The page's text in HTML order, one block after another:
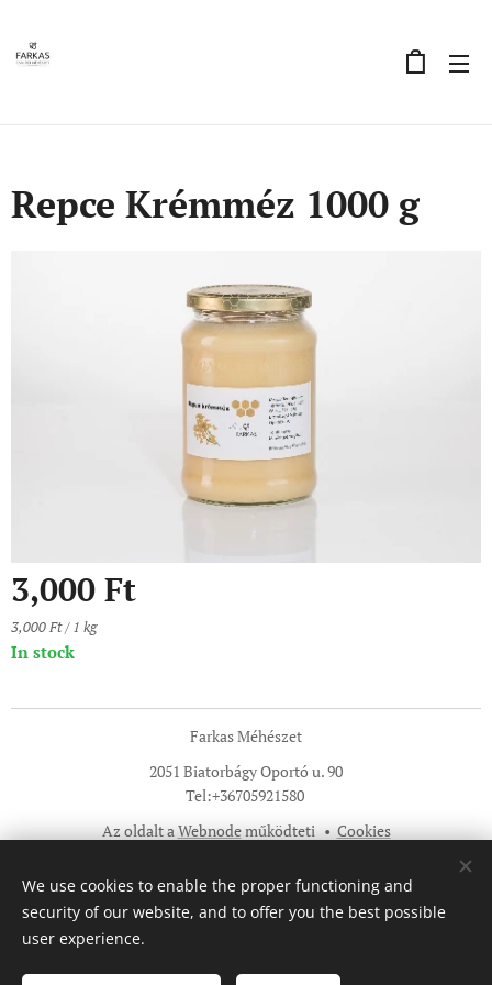
Repce Krémméz 1000 g
3,000 Ft
3,000 Ft / 1 kg
In stock
Farkas Méhészet
2051 Biatorbágy Oportó u. 90
Tel:+36705921580
Az oldalt aWebnodeműködteti Cookies
Languages
Magyar
English
We use cookies to enable the proper functioning and
security of our website, and to offer you the best possible
user experience.